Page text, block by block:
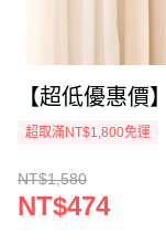
【超低優惠價
超取滿NT$1,800免運
NT$1,580
NT$474